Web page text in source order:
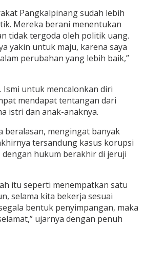
Pangkalpinang sudah lebih
Mereka berani menentukan
tidak tergoda oleh politik uang.
yakin untuk maju, karena saya
perubahan yang lebih baik,”
Ismi untuk mencalonkan diri
mendapat tentangan dari
istri dan anak-anaknya.
beralasan, mengingat banyak
tersandung kasus korupsi
hukum berakhir di jeruji
itu seperti menempatkan satu
selama kita bekerja sesuai
bentuk penyimpangan, maka
ujarnya dengan penuh